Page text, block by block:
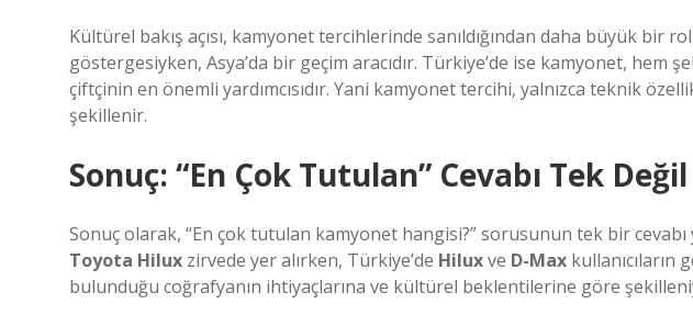
Kültürel bakış açısı, kamyonet tercihlerinde sanıldığından daha büyük bir
göstergesiyken, Asya’da bir geçim aracıdır. Türkiye’de ise kamyonet, hem
çiftçinin en önemli yardımcısıdır. Yani kamyonet tercihi, yalnızca teknik
şekillenir.
Sonuç: “En Çok Tutulan” Cevabı Tek Değil
Sonuç olarak, “En çok tutulan kamyonet hangisi?” sorusunun tek bir cevabı
Toyota Hilux zirvede yer alırken, Türkiye’de Hiluxve D-Max kullanıcıların
bulunduğu coğrafyanın ihtiyaçlarına ve kültürel beklentilerine göre